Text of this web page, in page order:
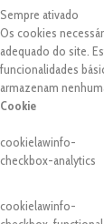
Sempre ativado
Os cookies
adequado do site.
funcionalidades
armazenam
Cookie
cookielawinfo-
checkbox-analytics
cookielawinfo-